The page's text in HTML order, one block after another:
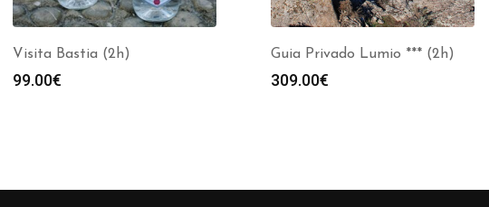
Visita Bastia (2h)
99.00€
Guia Privado Lumio *** (2h)
309.00€